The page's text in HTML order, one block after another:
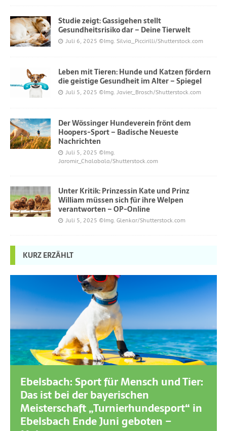
Studie zeigt: Gassigehen stellt
Gesundheitsrisiko dar – Deine Tierwelt
Juli 6, 2025 ©Img. Silvia_Piccirilli/Shutterstock.com
Leben mit Tieren: Hunde und Katzen fördern
die geistige Gesundheit im Alter – Spiegel
Juli 5, 2025 ©Img. Javier_Brosch/Shutterstock.com
Der Wössinger Hundeverein frönt dem
Hoopers-Sport – Badische Neueste
Nachrichten
Juli 5, 2025 ©Img.
Jaromir_Chalabala/Shutterstock.com
Unter Kritik: Prinzessin Kate und Prinz
William müssen sich für ihre Welpen
verantworten – OP-Online
Juli 5, 2025 ©Img. Glenkar/Shutterstock.com
KURZ ERZÄHLT
Ebelsbach: Sport für Mensch und Tier:
Das ist bei der bayerischen
Meisterschaft „Turnierhundesport“ in
Ebelsbach Ende Juni geboten –